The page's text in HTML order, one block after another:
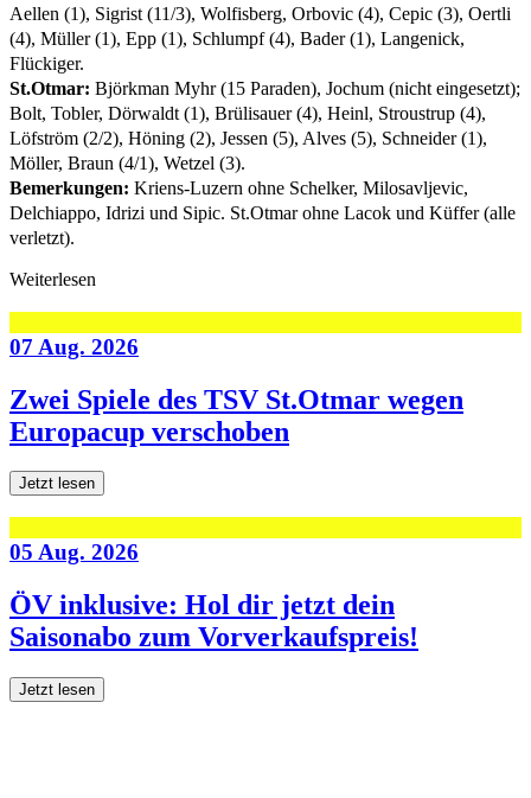
Aellen (1), Sigrist (11/3), Wolfisberg, Orbovic (4), Cepic (3), Oertli
(4), Müller (1), Epp (1), Schlumpf (4), Bader (1), Langenick,
Flückiger.
St.Otmar: Björkman Myhr (15 Paraden), Jochum (nicht eingesetzt);
Bolt, Tobler, Dörwaldt (1), Brülisauer (4), Heinl, Stroustrup (4),
Löfström (2/2), Höning (2), Jessen (5), Alves (5), Schneider (1),
Möller, Braun (4/1), Wetzel (3).
Bemerkungen: Kriens-Luzern ohne Schelker, Milosavljevic,
Delchiappo, Idrizi und Sipic. St.Otmar ohne Lacok und Küffer (alle
verletzt).
Weiterlesen
07 Aug. 2026
Zwei Spiele des TSV St.Otmar wegen
Europacup verschoben
Jetzt lesen
05 Aug. 2026
ÖV inklusive: Hol dir jetzt dein
Saisonabo zum Vorverkaufspreis!
Jetzt lesen